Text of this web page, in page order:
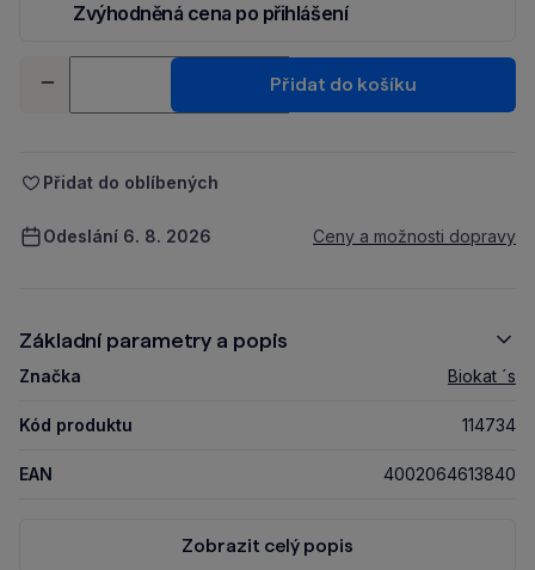
Zvýhodněná cena po přihlášení
-
+
Přidat do košíku
Přidat do oblíbených
Odeslání 6. 8. 2026 Ceny a možnosti dopravy
Základní parametry a popis
Značka Biokat ´s
Kód produktu 114734
EAN 4002064613840
Zobrazit celý popis